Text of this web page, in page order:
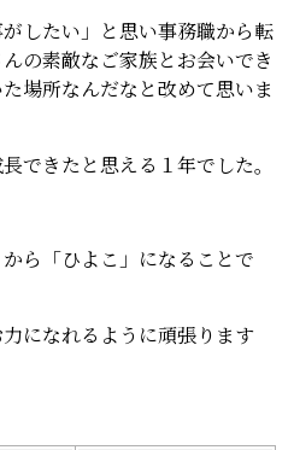
がしたい」と思い事務職から転
の素敵なご家族とお会いでき
場所なんだなと改めて思いま
できたと思える１年でした。
ら「ひよこ」になることで
になれるように頑張ります